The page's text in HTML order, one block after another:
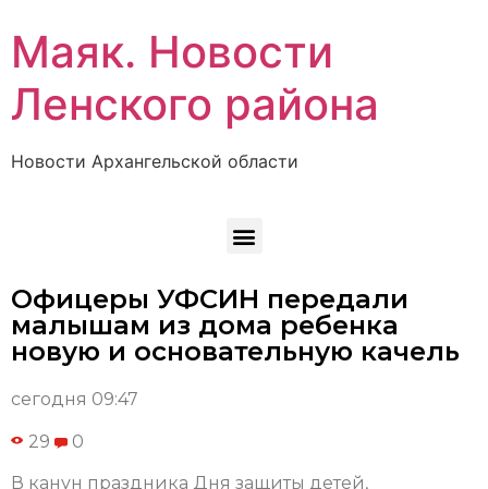
Маяк. Новости
Ленского района
Новости Архангельской области
Офицеры УФСИН передали
малышам из дома ребенка
новую и основательную качель
сегодня 09:47
29 0
В канун праздника Дня защиты детей,